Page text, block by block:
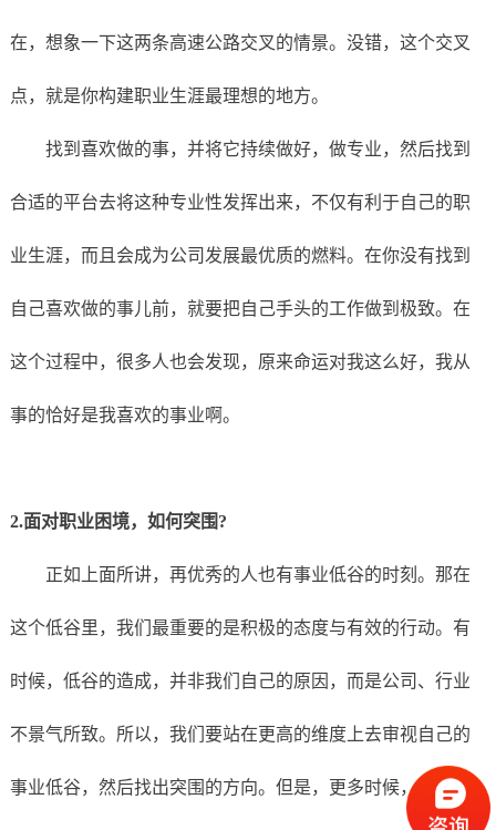
在，想象一下这两条高速公路交叉的情景。没错，这个交叉
点，就是你构建职业生涯最理想的地方。
找到喜欢做的事，并将它持续做好，做专业，然后找到
合适的平台去将这种专业性发挥出来，不仅有利于自己的职
业生涯，而且会成为公司发展最优质的燃料。在你没有找到
自己喜欢做的事儿前，就要把自己手头的工作做到极致。在
这个过程中，很多人也会发现，原来命运对我这么好，我从
事的恰好是我喜欢的事业啊。
2.面对职业困境，如何突围?
正如上面所讲，再优秀的人也有事业低谷的时刻。那在
这个低谷里，我们最重要的是积极的态度与有效的行动。有
时候，低谷的造成，并非我们自己的原因，而是公司、行业
不景气所致。所以，我们要站在更高的维度上去审视自己的
事业低谷，然后找出突围的方向。但是，更多时候，造成我